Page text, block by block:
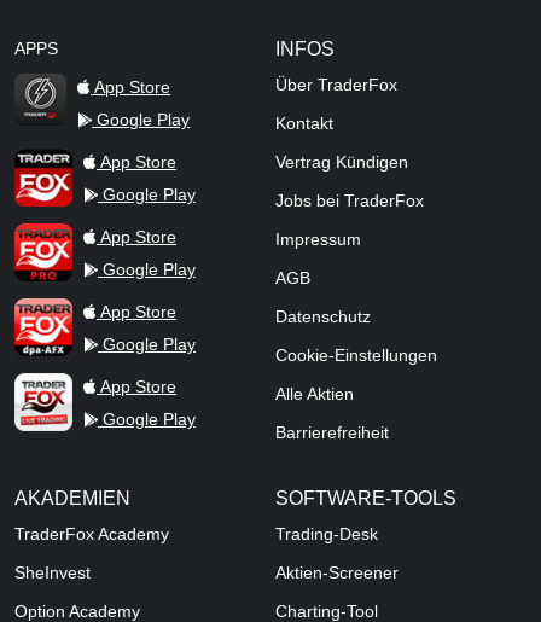
APPS
TraderFox Flash
App Store
Google Play
TraderFox AppApp Store
Google Play
TraderFox ProApp Store
Google Play
TraderFox dpa-AFX ProFeed
App Store
Google Play
TraderFox Live Trading
App Store
Google Play
INFOS
Über TraderFox
Kontakt
Vertrag Kündigen
Jobs bei TraderFox
Impressum
AGB
Datenschutz
Cookie-Einstellungen
Alle Aktien
Barrierefreiheit
AKADEMIEN
TraderFox Academy
SheInvest
Option Academy
SOFTWARE-TOOLS
Trading-Desk
Aktien-Screener
Charting-Tool